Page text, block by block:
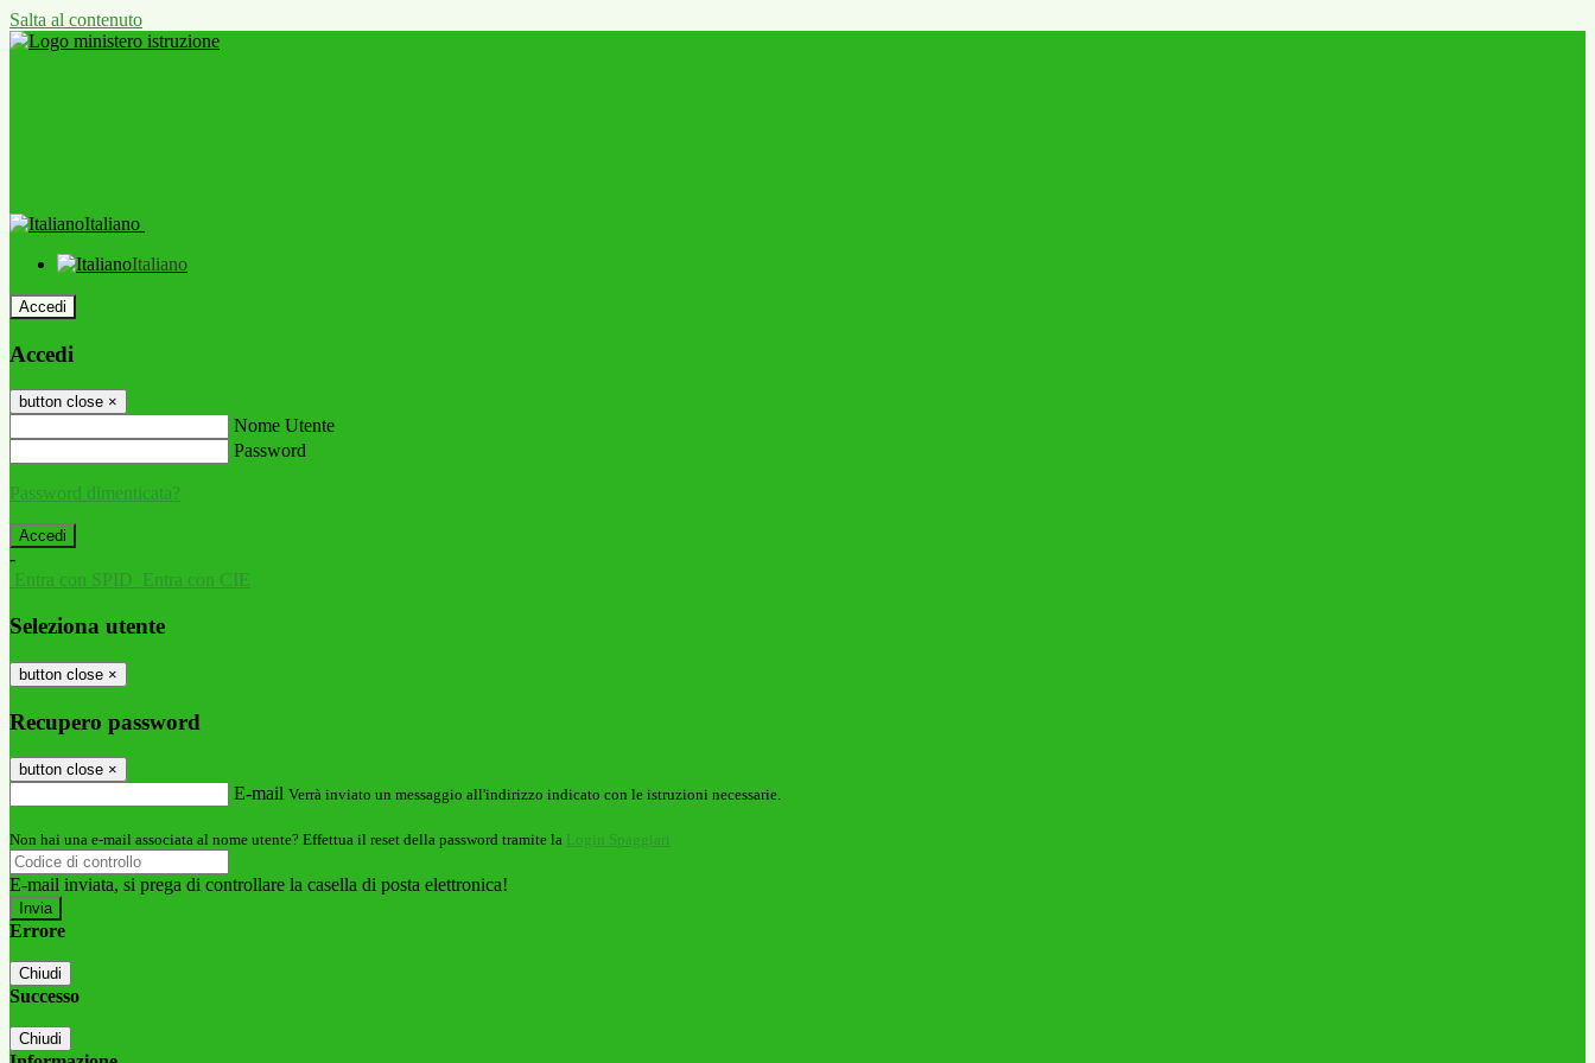
Salta al contenuto
Italiano
Italiano
Accedi
Accedi
button close ×
Nome Utente
Password
Password dimenticata?
-
Entra con SPID Entra con CIE
Seleziona utente
button close ×
Recupero password
button close ×
E-mail Verrà inviato un messaggio all'indirizzo indicato con le istruzioni necessarie.
Non hai una e-mail associata al nome utente? Effettua il reset della password tramite la Login Spaggiari
E-mail inviata, si prega di controllare la casella di posta elettronica!
Errore
Chiudi
Successo
Chiudi